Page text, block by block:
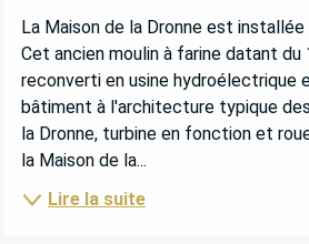
DESCRIPTION
La Maison de la Dronne est
Cet ancien moulin à farine datant du
reconverti en usine hydroélectrique
bâtiment à l'architecture typique
la Dronne, turbine en fonction et
la Maison de la...
Lire la suite